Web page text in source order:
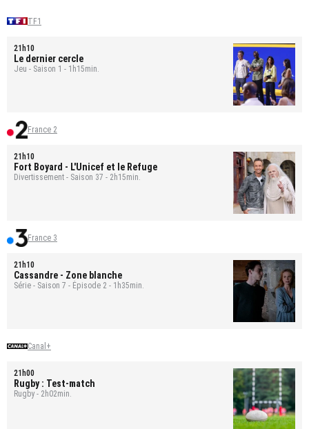
TF1
21h10
Le dernier cercle
Jeu - Saison 1 - 1h15min.
France 2
21h10
Fort Boyard - L'Unicef et le Refuge
Divertissement - Saison 37 - 2h15min.
France 3
21h10
Cassandre - Zone blanche
Série - Saison 7 - Épisode 2 - 1h35min.
Canal+
21h00
Rugby : Test-match
Rugby - 2h02min.